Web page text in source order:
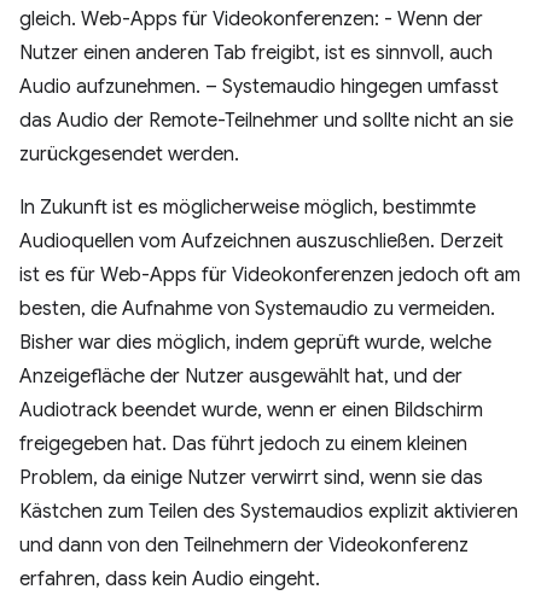
gleich. Web-Apps für Videokonferenzen: - Wenn der
Nutzer einen anderen Tab freigibt, ist es sinnvoll, auch
Audio aufzunehmen. – Systemaudio hingegen umfasst
das Audio der Remote-Teilnehmer und sollte nicht an sie
zurückgesendet werden.
In Zukunft ist es möglicherweise möglich, bestimmte
Audioquellen vom Aufzeichnen auszuschließen. Derzeit
ist es für Web-Apps für Videokonferenzen jedoch oft am
besten, die Aufnahme von Systemaudio zu vermeiden.
Bisher war dies möglich, indem geprüft wurde, welche
Anzeigefläche der Nutzer ausgewählt hat, und der
Audiotrack beendet wurde, wenn er einen Bildschirm
freigegeben hat. Das führt jedoch zu einem kleinen
Problem, da einige Nutzer verwirrt sind, wenn sie das
Kästchen zum Teilen des Systemaudios explizit aktivieren
und dann von den Teilnehmern der Videokonferenz
erfahren, dass kein Audio eingeht.